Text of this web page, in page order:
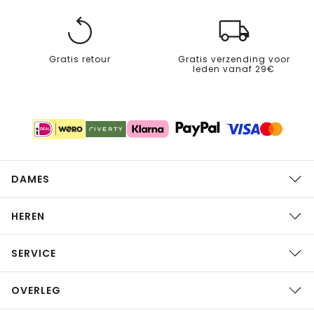
Gratis retour
Gratis verzending voor
leden vanaf 29€
DAMES
HEREN
SERVICE
OVERLEG